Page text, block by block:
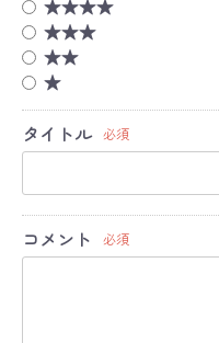
★★★★
★★★
★★
★
タイトル 必須
コメント 必須